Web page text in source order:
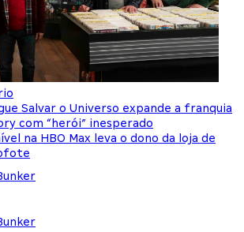
Salvar o Universo expande a franquia
com “herói” inesperado
na HBO Max leva o dono da loja de